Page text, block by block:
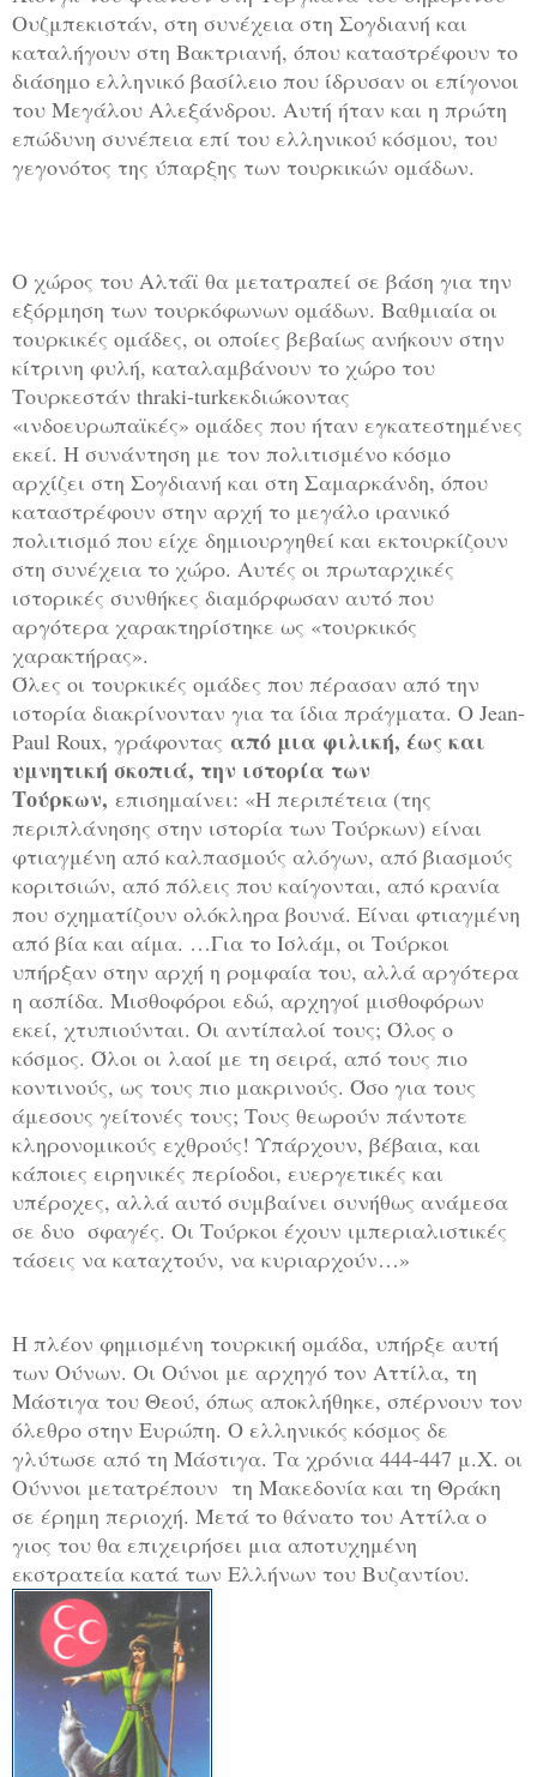
Ουζμπεκιστάν, στη συνέχεια στη Σογδιανή και
καταλήγουν στη Βακτριανή, όπου καταστρέφουν το
διάσημο ελληνικό βασίλειο που ίδρυσαν οι επίγονοι
του Μεγάλου Αλεξάνδρου. Αυτή ήταν και η πρώτη
επώδυνη συνέπεια επί του ελληνικού κόσμου, του
γεγονότος της ύπαρξης των τουρκικών ομάδων.
Ο χώρος του Αλτάϊ θα μετατραπεί σε βάση για την
εξόρμηση των τουρκόφωνων ομάδων. Βαθμιαία οι
τουρκικές ομάδες, οι οποίες βεβαίως ανήκουν στην
κίτρινη φυλή, καταλαμβάνουν το χώρο του
Τουρκεστάν thraki-turkεκδιώκοντας
«ινδοευρωπαϊκές» ομάδες που ήταν εγκατεστημένες
εκεί. Η συνάντηση με τον πολιτισμένο κόσμο
αρχίζει στη Σογδιανή και στη Σαμαρκάνδη, όπου
καταστρέφουν στην αρχή το μεγάλο ιρανικό
πολιτισμό που είχε δημιουργηθεί και εκτουρκίζουν
στη συνέχεια το χώρο. Αυτές οι πρωταρχικές
ιστορικές συνθήκες διαμόρφωσαν αυτό που
αργότερα χαρακτηρίστηκε ως «τουρκικός
χαρακτήρας».
Όλες οι τουρκικές ομάδες που πέρασαν από την
ιστορία διακρίνονταν για τα ίδια πράγματα. Ο Jean-
Paul Roux, γράφοντας από μια φιλική, έως και
υμνητική σκοπιά, την ιστορία των
Τούρκων, επισημαίνει: «Η περιπέτεια (της
περιπλάνησης στην ιστορία των Τούρκων) είναι
φτιαγμένη από καλπασμούς αλόγων, από βιασμούς
κοριτσιών, από πόλεις που καίγονται, από κρανία
που σχηματίζουν ολόκληρα βουνά. Είναι φτιαγμένη
από βία και αίμα. …Για το Ισλάμ, οι Τούρκοι
υπήρξαν στην αρχή η ρομφαία του, αλλά αργότερα
η ασπίδα. Μισθοφόροι εδώ, αρχηγοί μισθοφόρων
εκεί, χτυπιούνται. Οι αντίπαλοί τους; Όλος ο
κόσμος. Όλοι οι λαοί με τη σειρά, από τους πιο
κοντινούς, ως τους πιο μακρινούς. Όσο για τους
άμεσους γείτονές τους; Τους θεωρούν πάντοτε
κληρονομικούς εχθρούς! Υπάρχουν, βέβαια, και
κάποιες ειρηνικές περίοδοι, ευεργετικές και
υπέροχες, αλλά αυτό συμβαίνει συνήθως ανάμεσα
σε δυο σφαγές. Οι Τούρκοι έχουν ιμπεριαλιστικές
τάσεις να καταχτούν, να κυριαρχούν…»
Η πλέον φημισμένη τουρκική ομάδα, υπήρξε αυτή
των Ούνων. Οι Ούνοι με αρχηγό τον Αττίλα, τη
Μάστιγα του Θεού, όπως αποκλήθηκε, σπέρνουν τον
όλεθρο στην Ευρώπη. Ο ελληνικός κόσμος δε
γλύτωσε από τη Μάστιγα. Τα χρόνια 444-447 μ.Χ. οι
Ούννοι μετατρέπουν τη Μακεδονία και τη Θράκη
σε έρημη περιοχή. Μετά το θάνατο του Αττίλα ο
γιος του θα επιχειρήσει μια αποτυχημένη
εκστρατεία κατά των Ελλήνων του Βυζαντίου.